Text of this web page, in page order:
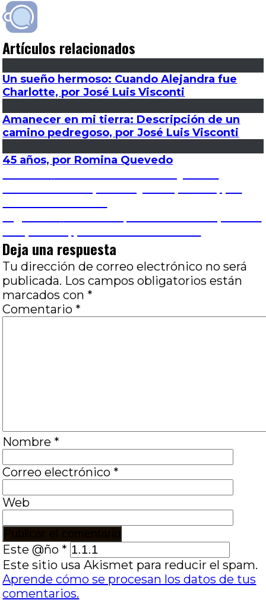
Artículos relacionados
Un sueño hermoso: Cuando Alejandra fue
Charlotte, por José Luis Visconti
Amanecer en mi tierra: Descripción de un
camino pedregoso, por José Luis Visconti
45 años, por Romina Quevedo
Navegación
de
entradas
Deja una respuesta
Tu dirección de correo electrónico no será
publicada. Los campos obligatorios están
marcados con *
Comentario *
Nombre *
Correo electrónico *
Web
Este @ño *
Este sitio usa Akismet para reducir el spam.
Aprende cómo se procesan los datos de tus
comentarios.